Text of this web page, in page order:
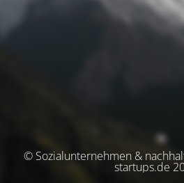
© Sozialunternehmen &
startups.de